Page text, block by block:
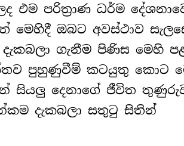
එම පරිත්‍රාණ ධර්ම
ඔබට අවස්ථාව
ගැනීම පිණිස මෙහි
පුහුණුවීම් කටයුතු කොට
සියලු දෙනාගේ ජීවිත
දැකබලා සතුටු සිතින්